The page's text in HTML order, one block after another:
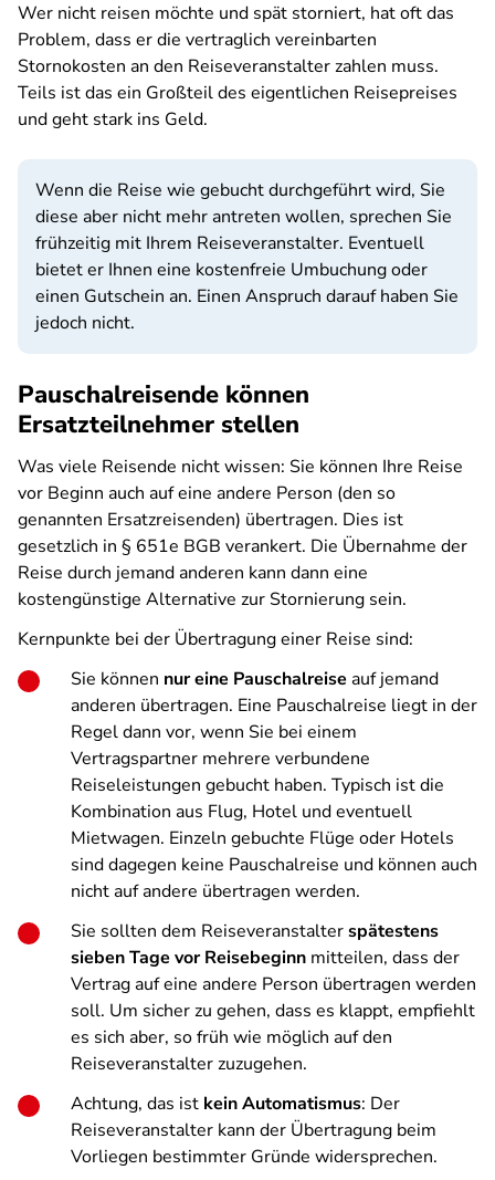
Wer nicht reisen möchte und spät storniert, hat oft das
Problem, dass er die vertraglich vereinbarten
Stornokosten an den Reiseveranstalter zahlen muss.
Teils ist das ein Großteil des eigentlichen Reisepreises
und geht stark ins Geld.
Wenn die Reise wie gebucht durchgeführt wird, Sie
diese aber nicht mehr antreten wollen, sprechen Sie
frühzeitig mit Ihrem Reiseveranstalter. Eventuell
bietet er Ihnen eine kostenfreie Umbuchung oder
einen Gutschein an. Einen Anspruch darauf haben Sie
jedoch nicht.
Pauschalreisende können
Ersatzteilnehmer stellen
Was viele Reisende nicht wissen: Sie können Ihre Reise
vor Beginn auch auf eine andere Person (den so
genannten Ersatzreisenden) übertragen. Dies ist
gesetzlich in § 651e BGB verankert. Die Übernahme der
Reise durch jemand anderen kann dann eine
kostengünstige Alternative zur Stornierung sein.
Kernpunkte bei der Übertragung einer Reise sind:
Sie können nur eine Pauschalreise auf jemand
anderen übertragen. Eine Pauschalreise liegt in der
Regel dann vor, wenn Sie bei einem
Vertragspartner mehrere verbundene
Reiseleistungen gebucht haben. Typisch ist die
Kombination aus Flug, Hotel und eventuell
Mietwagen. Einzeln gebuchte Flüge oder Hotels
sind dagegen keine Pauschalreise und können auch
nicht auf andere übertragen werden.
Sie sollten dem Reiseveranstalterspätestens
sieben Tage vor Reisebeginn mitteilen, dass der
Vertrag auf eine andere Person übertragen werden
soll. Um sicher zu gehen, dass es klappt, empfiehlt
es sich aber, so früh wie möglich auf den
Reiseveranstalter zuzugehen.
Achtung, das ist kein Automatismus: Der
Reiseveranstalter kann der Übertragung beim
Vorliegen bestimmter Gründe widersprechen.